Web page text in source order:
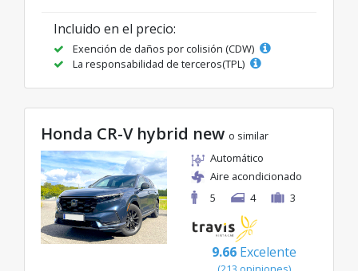
Incluido en el precio:
Exención de daños por colisión (CDW)
La responsabilidad de terceros(TPL)
Honda CR-V hybrid new o similar
Automático
Aire acondicionado
5
4 3
9.66 Excelente